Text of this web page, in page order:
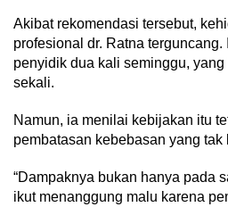
Akibat rekomendasi tersebut,
profesional dr. Ratna
penyidik dua kali seminggu,
sekali.
Namun, ia menilai kebijakan itu
pembatasan kebebasan yang tak
“Dampaknya bukan hanya pada
ikut menanggung malu karena